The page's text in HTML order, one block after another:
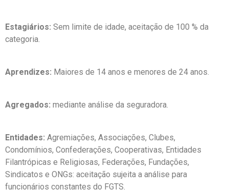
Estagiários: Sem limite de idade, aceitação de 100 % da
categoria.
Aprendizes: Maiores de 14 anos e menores de 24 anos.
Agregados: mediante análise da seguradora.
Entidades: Agremiações, Associações, Clubes,
Condomínios, Confederações, Cooperativas, Entidades
Filantrópicas e Religiosas, Federações, Fundações,
Sindicatos e ONGs: aceitação sujeita a análise para
funcionários constantes do FGTS.